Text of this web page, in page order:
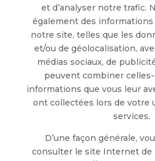
et d’analyser notre trafic.
également des informations
notre site, telles que les
et/ou de géolocalisation,
médias sociaux, de
peuvent combiner celles-
informations que vous leur
ont collectées lors de votre
services.
D’une façon générale,
consulter le site Internet de